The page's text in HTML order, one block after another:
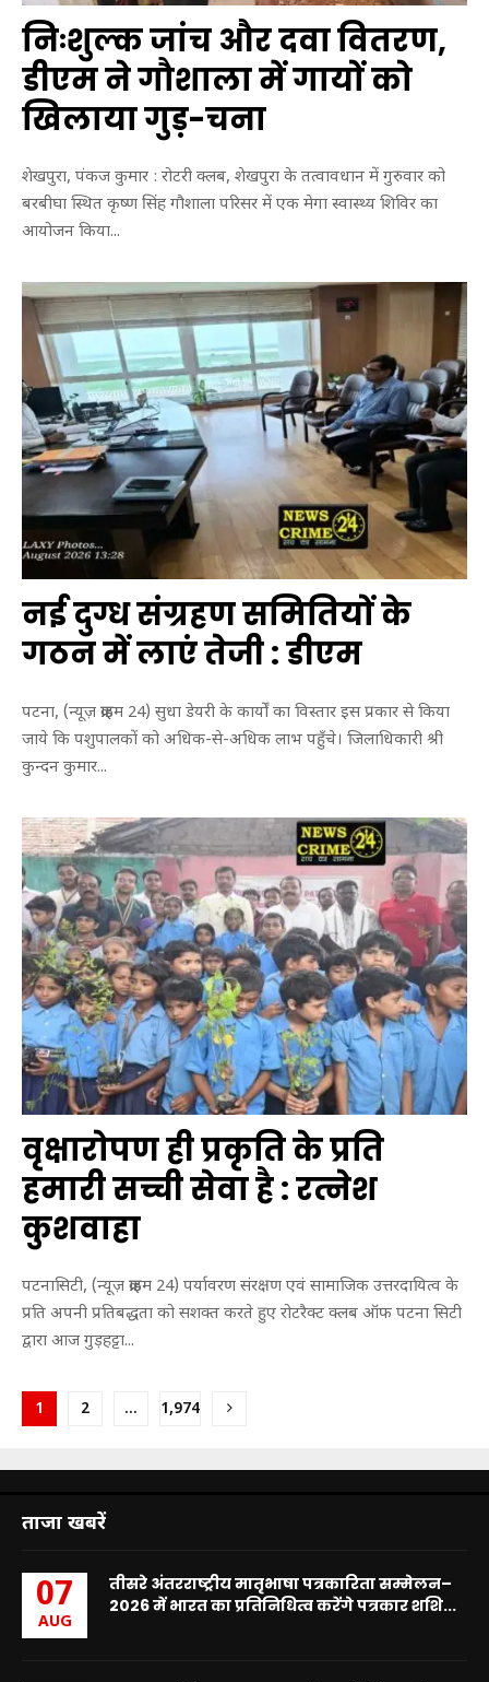
निःशुल्क जांच और दवा वितरण,
डीएम ने गौशाला में गायों को
खिलाया गुड़-चना
शेखपुरा, पंकज कुमार : रोटरी क्लब, शेखपुरा के तत्वावधान में गुरुवार को
बरबीघा स्थित कृष्ण सिंह गौशाला परिसर में एक मेगा स्वास्थ्य शिविर का
आयोजन किया...
नई दुग्ध संग्रहण समितियों के
गठन में लाएं तेजी : डीएम
पटना, (न्यूज़ क्राइम 24) सुधा डेयरी के कार्यों का विस्तार इस प्रकार से किया
जाये कि पशुपालकों को अधिक-से-अधिक लाभ पहुँचे। जिलाधिकारी श्री
कुन्दन कुमार...
वृक्षारोपण ही प्रकृति के प्रति
हमारी सच्ची सेवा है : रत्नेश
कुशवाहा
पटनासिटी, (न्यूज़ क्राइम 24) पर्यावरण संरक्षण एवं सामाजिक उत्तरदायित्व के
प्रति अपनी प्रतिबद्धता को सशक्त करते हुए रोटरैक्ट क्लब ऑफ पटना सिटी
द्वारा आज गुड़हट्टा...
Posts
1 2 … 1,974
ताजा खबरें
07
AUG
तीसरे अंतरराष्ट्रीय मातृभाषा पत्रकारिता सम्मेलन–
2026 में भारत का प्रतिनिधित्व करेंगे पत्रकार शशि...